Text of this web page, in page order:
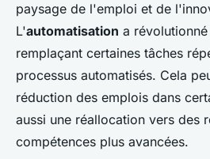
paysage de l'emploi et de
L'automatisation a
remplaçant certaines tâches
processus automatisés. Cela
réduction des emplois dans
aussi une réallocation vers des
compétences plus avancées.